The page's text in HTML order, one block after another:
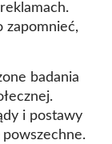
zapomnieć,
badania
i postawy